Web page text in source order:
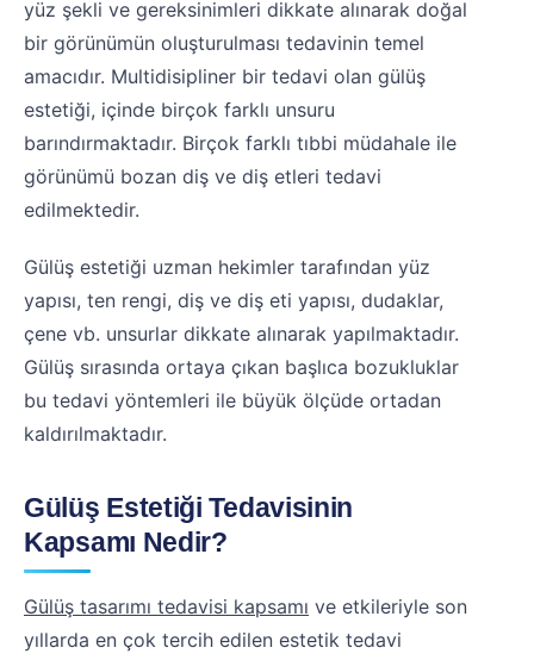
yüz şekli ve gereksinimleri dikkate alınarak doğal
bir görünümün oluşturulması tedavinin temel
amacıdır. Multidisipliner bir tedavi olan gülüş
estetiği, içinde birçok farklı unsuru
barındırmaktadır. Birçok farklı tıbbi müdahale ile
görünümü bozan diş ve diş etleri tedavi
edilmektedir.
Gülüş estetiği uzman hekimler tarafından yüz
yapısı, ten rengi, diş ve diş eti yapısı, dudaklar,
çene vb. unsurlar dikkate alınarak yapılmaktadır.
Gülüş sırasında ortaya çıkan başlıca bozukluklar
bu tedavi yöntemleri ile büyük ölçüde ortadan
kaldırılmaktadır.
Gülüş Estetiği Tedavisinin
Kapsamı Nedir?
Gülüş tasarımı tedavisi kapsamı ve etkileriyle son
yıllarda en çok tercih edilen estetik tedavi